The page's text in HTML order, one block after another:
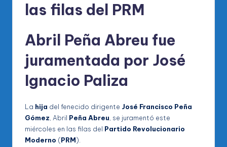
las filas del PRM
Abril Peña Abreu fue
juramentada por José
Ignacio Paliza
La hija del fenecido dirigente José Francisco Peña
Gómez, Abril Peña Abreu, se juramentó este
miércoles en las filas del Partido Revolucionario
Moderno (PRM).